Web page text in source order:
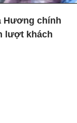
Hương chính
lượt khách